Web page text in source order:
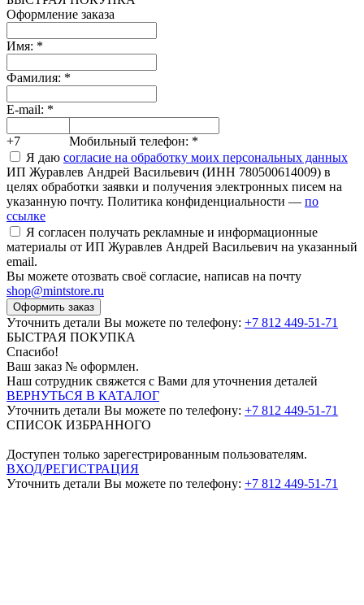
Оформление заказа
Имя: *
Фамилия: *
E-mail: *
+7 Мобильный телефон: *
Я даю согласие на обработку моих персональных данных
ИП Журавлев Андрей Васильевич (ИНН 780500614009) в
целях обработки заявки и получения электронных писем на
указанную почту. Политика конфиденциальности — по
ссылке
Я согласен получать рекламные и информационные
материалы от ИП Журавлев Андрей Васильевич на указанный
email.
Вы можете отозвать своё согласие, написав на почту
shop@mintstore.ru
Оформить заказ
Уточнить детали Вы можете по телефону: +7 812 449-51-71
БЫСТРАЯ ПОКУПКА
Спасибо!
Ваш заказ № оформлен.
Наш сотрудник свяжется с Вами для уточнения деталей
ВЕРНУТЬСЯ В КАТАЛОГ
Уточнить детали Вы можете по телефону: +7 812 449-51-71
СПИСОК ИЗБРАННОГО
Доступен только зарегестрированным пользователям.
ВХОД/РЕГИСТРАЦИЯ
Уточнить детали Вы можете по телефону: +7 812 449-51-71